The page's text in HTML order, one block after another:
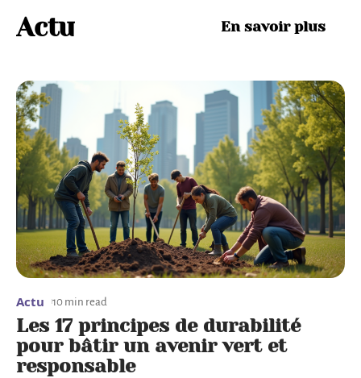
Actu En savoir plus
Actu 10 min read
Les 17 principes de durabilité
pour bâtir un avenir vert et
responsable